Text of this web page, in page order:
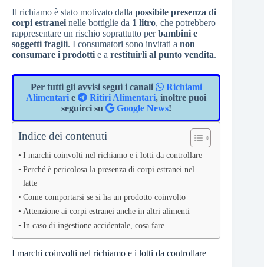
Il richiamo è stato motivato dalla possibile presenza di
corpi estranei nelle bottiglie da 1 litro, che potrebbero
rappresentare un rischio soprattutto perbambini e
soggetti fragili. I consumatori sono invitati a non
consumare i prodotti e a restituirli al punto vendita.
Per tutti gli avvisi segui i canali
Richiami
Alimentari e Ritiri Alimentari, inoltre puoi
seguirci su
Google News!
Indice dei contenuti
I marchi coinvolti nel richiamo e i lotti da controllare
Perché è pericolosa la presenza di corpi estranei nel
latte
Come comportarsi se si ha un prodotto coinvolto
Attenzione ai corpi estranei anche in altri alimenti
In caso di ingestione accidentale, cosa fare
I marchi coinvolti nel richiamo e i lotti da controllare